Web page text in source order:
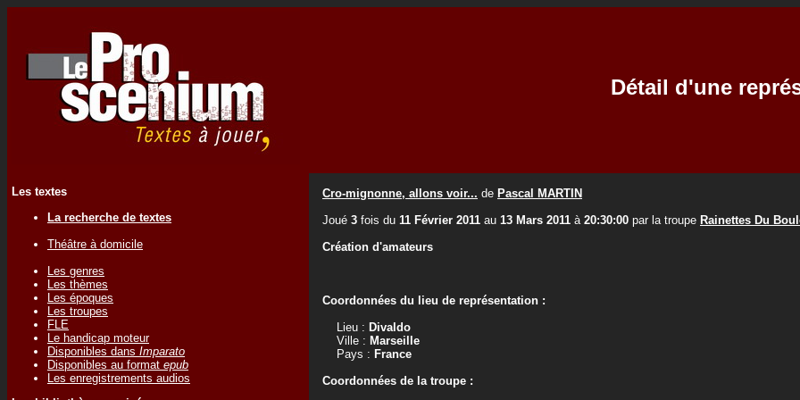
Détail d'une
Les textes
La recherche de textes
Théâtre à domicile
Les genres
Les thèmes
Les époques
Les troupes
FLE
Le handicap moteur
Disponibles dans Imparato
Disponibles au format epub
Les enregistrements audios
Cro-mignonne, allons voir... de Pascal MARTIN
Joué 3 fois du 11 Février 2011 au 13 Mars 2011 à 20:30:00 par la troupe Rainettes Du
Création d'amateurs
Coordonnées du lieu de représentation :
Lieu : Divaldo
Ville : Marseille
Pays : France
Coordonnées de la troupe :